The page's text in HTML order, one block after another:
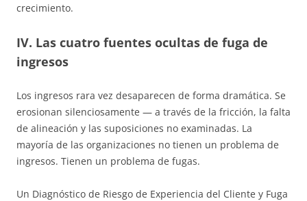
crecimiento.
IV. Las cuatro fuentes ocultas de fuga de
ingresos
Los ingresos rara vez desaparecen de forma dramática. Se
erosionan silenciosamente — a través de la fricción, la falta
de alineación y las suposiciones no examinadas. La
mayoría de las organizaciones no tienen un problema de
ingresos. Tienen un problema de fugas.
Un Diagnóstico de Riesgo de Experiencia del Cliente y Fuga